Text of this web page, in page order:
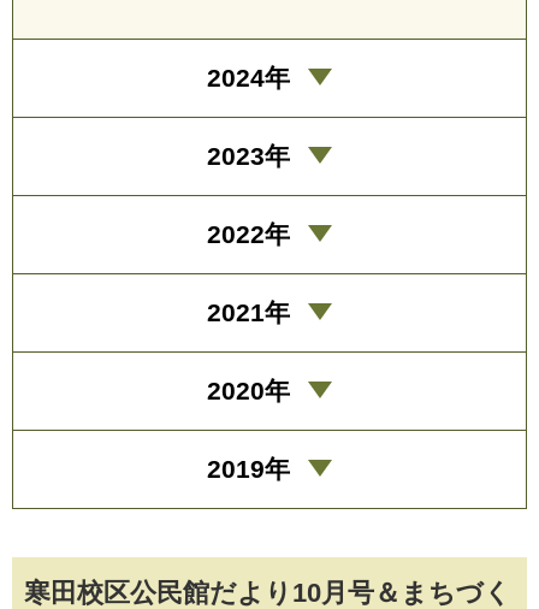
寒田校区公民館だより10月号＆まちづく
2024年
2023年
2022年
2021年
2020年
2019年